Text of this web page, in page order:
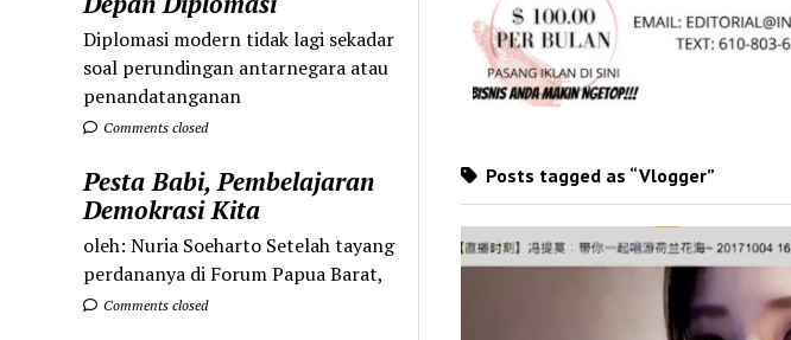
Diplomasi modern tidak lagi sekadar
soal perundingan antarnegara atau
penandatanganan
Comments closed
Pesta Babi, Pembelajaran
Demokrasi Kita
oleh: Nuria Soeharto Setelah tayang
perdananya di Forum Papua Barat,
Comments closed
Posts tagged as “Vlogger”